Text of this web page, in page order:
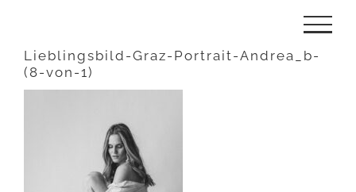
springen
Lieblingsbild-Graz-Portrait-Andrea_b-
(8-von-1)